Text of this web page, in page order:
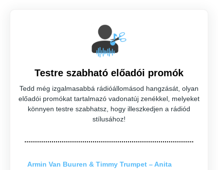
Testre szabható előadói promók
Tedd még izgalmasabbá rádióállomásod hangzását, olyan
előadói promókat tartalmazó vadonatúj zenékkel, melyeket
könnyen testre szabhatsz, hogy illeszkedjen a rádiód
stílusához!
Armin Van Buuren & Timmy Trumpet – Anita